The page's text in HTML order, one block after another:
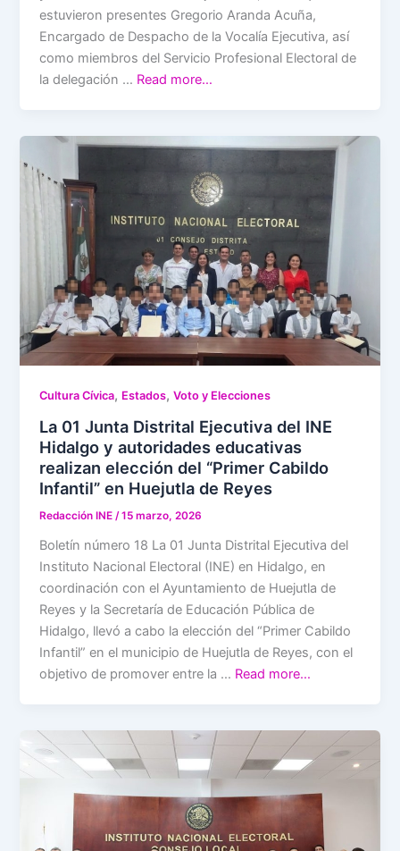
estuvieron presentes Gregorio Aranda Acuña,
Encargado de Despacho de la Vocalía Ejecutiva, así
como miembros del Servicio Profesional Electoral de
la delegación … Read more…
Cultura Cívica, Estados,Voto y Elecciones
La 01 Junta Distrital Ejecutiva del INE
Hidalgo y autoridades educativas
realizan elección del “Primer Cabildo
Infantil” en Huejutla de Reyes
Redacción INE/15 marzo, 2026
Boletín número 18 La 01 Junta Distrital Ejecutiva del
Instituto Nacional Electoral (INE) en Hidalgo, en
coordinación con el Ayuntamiento de Huejutla de
Reyes y la Secretaría de Educación Pública de
Hidalgo, llevó a cabo la elección del “Primer Cabildo
Infantil” en el municipio de Huejutla de Reyes, con el
objetivo de promover entre la … Read more…